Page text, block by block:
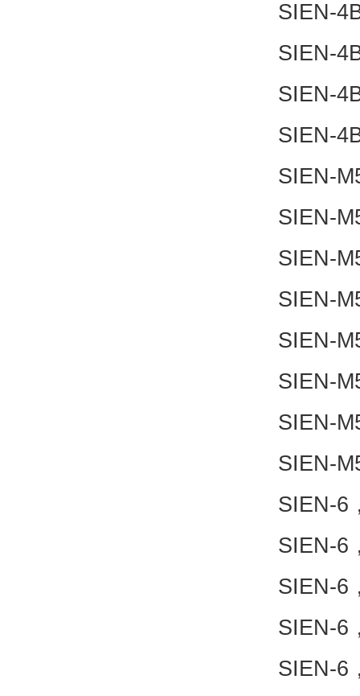
SIEN-
SIEN-
SIEN-
SIEN-
SIEN-
SIEN-
SIEN-
SIEN-
SIEN-
SIEN-
SIEN-
SIEN-
SIEN-6
SIEN-6
SIEN-6
SIEN-6
SIEN-6